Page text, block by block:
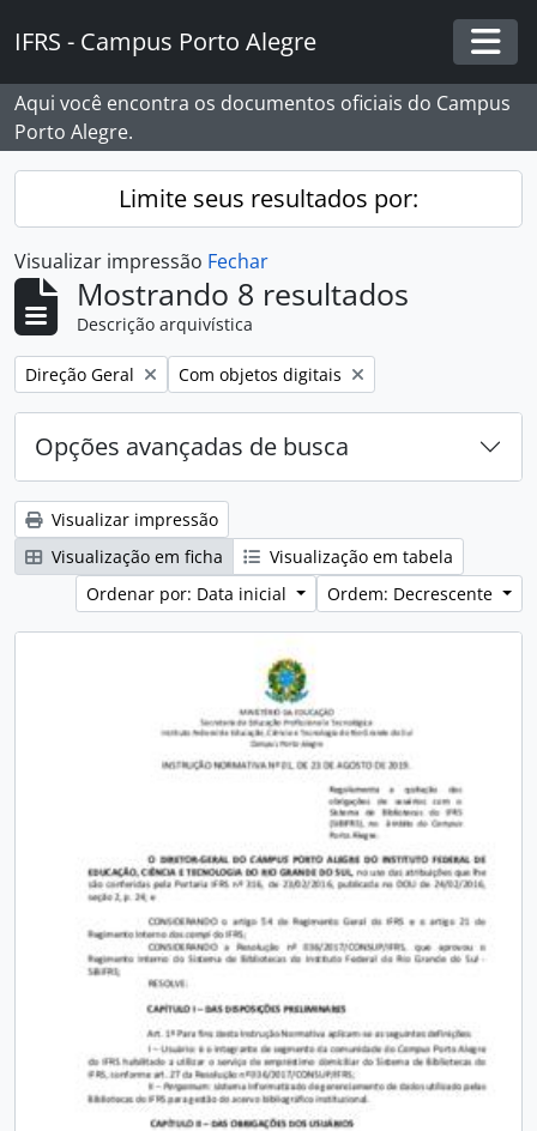
IFRS - Campus Porto Alegre
Aqui você encontra os documentos oficiais do Campus
Porto Alegre.
Limite seus resultados por:
Visualizar impressão Fechar
Mostrando 8 resultados
Descrição arquivística
Remover filtro:
Direção Geral Remover filtro:
Com objetos digitais
Opções avançadas de busca
Visualizar impressão
Visualização em ficha
Visualização em tabela
Ordenar por: Data inicial
Ordem: Decrescente